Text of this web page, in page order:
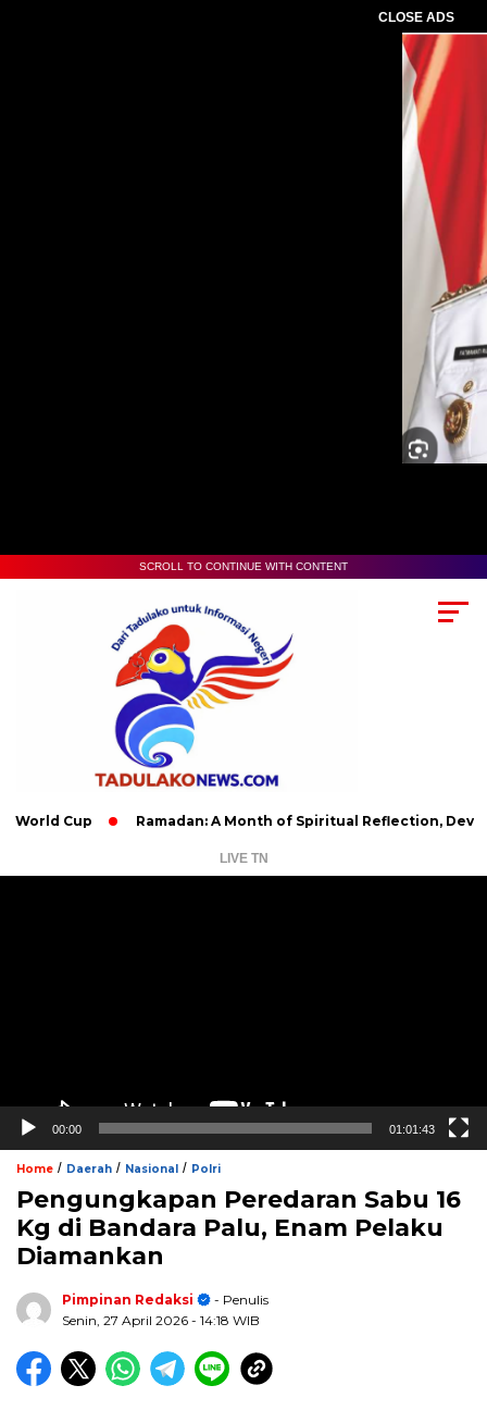
CLOSE ADS
SCROLL TO CONTINUE WITH CONTENT
Ramadan: A Month of Spiritual Reflection, Devotion,
LIVE TN
00:00 01:01:43
Home / Daerah / Nasional / Polri
Pengungkapan Peredaran Sabu 16
Kg di Bandara Palu, Enam Pelaku
Diamankan
Pimpinan Redaksi
- Penulis
Senin, 27 April 2026 - 14:18 WIB